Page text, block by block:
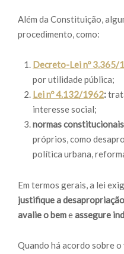
Além da Constituição,
procedimento, como:
Decreto-Lei nº 3.365/
por utilidade pública;
Lei nº 4.132/1962:
interesse social;
normas
próprios, como
política urbana,
Em termos gerais, a lei
justifique a desapropriação
avalie o bemeassegure
Quando há acordo sobre